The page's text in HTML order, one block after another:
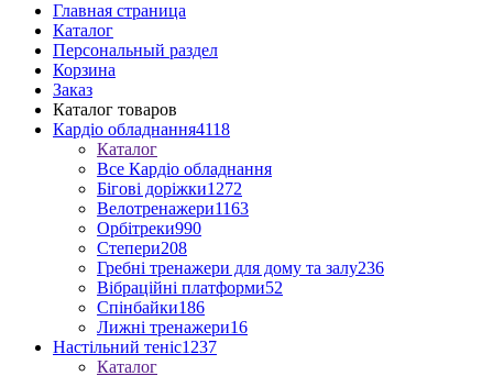
Главная страница
Каталог
Персональный раздел
Корзина
Заказ
Каталог товаров
Кардіо обладнання4118
Каталог
Все Кардіо обладнання
Бігові доріжки1272
Велотренажери1163
Орбітреки990
Степери208
Гребні тренажери для дому та залу236
Вібраційні платформи52
Спінбайки186
Лижні тренажери16
Настільний теніс1237
Каталог